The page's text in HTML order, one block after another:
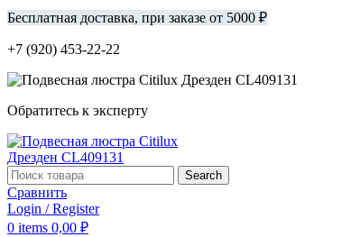
Бесплатная доставка, при заказе от 5000 ₽
+7 (920) 453-22-22
Обратитесь к эксперту
Search
Сравнить
Login / Register
0 items 0,00 ₽